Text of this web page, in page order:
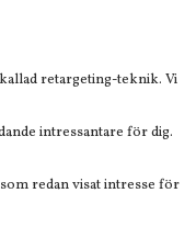
retargeting-teknik. Vi
intressantare för dig.
redan visat intresse för